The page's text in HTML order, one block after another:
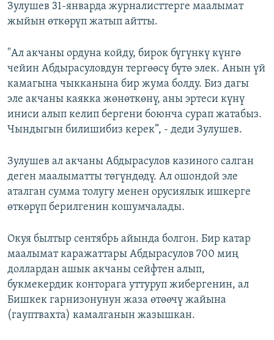
Зулушев 31-январда журналисттерге маалымат
жыйын өткөрүп жатып айтты.
"Ал акчаны ордуна койду, бирок бүгүнкү күнгө
чейин Абдырасуловдун тергөөсү бүтө элек. Анын үй
камагына чыкканына бир жума болду. Биз дагы
эле акчаны каякка жөнөткөнү, аны эртеси күнү
иниси алып келип бергени боюнча сурап жатабыз.
Чындыгын билишибиз керек”, - деди Зулушев.
Зулушев ал акчаны Абдырасулов казиного салган
деген маалыматты төгүндөдү. Ал ошондой эле
аталган сумма толугу менен орусиялык ишкерге
өткөрүп берилгенин кошумчалады.
Окуя былтыр сентябрь айында болгон. Бир катар
маалымат каражаттары Абдырасулов 700 миң
доллардан ашык акчаны сейфтен алып,
букмекердик конторага уттуруп жибергенин, ал
Бишкек гарнизонунун жаза өтөөчү жайына
(гауптвахта) камалганын жазышкан.